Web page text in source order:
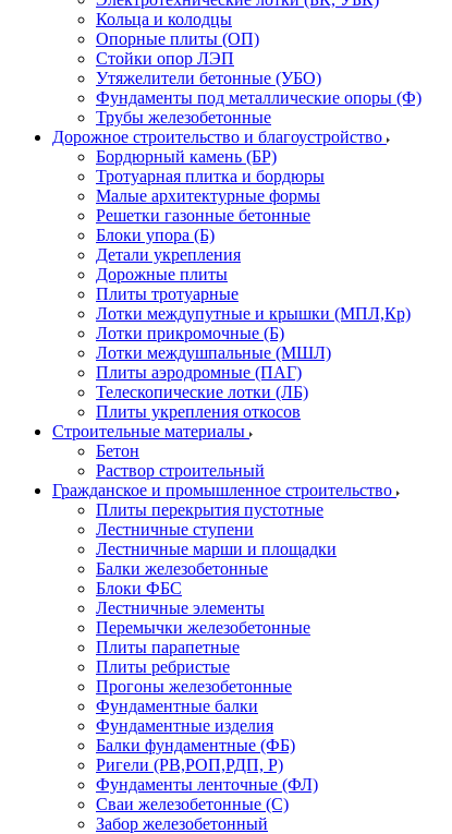
Кольца и колодцы
Опорные плиты (ОП)
Стойки опор ЛЭП
Утяжелители бетонные (УБО)
Фундаменты под металлические опоры (Ф)
Трубы железобетонные
Дорожное строительство и благоустройство
Бордюрный камень (БР)
Тротуарная плитка и бордюры
Малые архитектурные формы
Решетки газонные бетонные
Блоки упора (Б)
Детали укрепления
Дорожные плиты
Плиты тротуарные
Лотки междупутные и крышки (МПЛ,Кр)
Лотки прикромочные (Б)
Лотки междушпальные (МШЛ)
Плиты аэродромные (ПАГ)
Телескопические лотки (ЛБ)
Плиты укрепления откосов
Строительные материалы
Бетон
Раствор строительный
Гражданское и промышленное строительство
Плиты перекрытия пустотные
Лестничные ступени
Лестничные марши и площадки
Балки железобетонные
Блоки ФБС
Лестничные элементы
Перемычки железобетонные
Плиты парапетные
Плиты ребристые
Прогоны железобетонные
Фундаментные балки
Фундаментные изделия
Балки фундаментные (ФБ)
Ригели (РВ,РОП,РДП, Р)
Фундаменты ленточные (ФЛ)
Сваи железобетонные (С)
Забор железобетонный